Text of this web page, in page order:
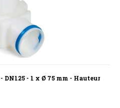
DN125 - 1 x Ø 75 mm - Hauteur